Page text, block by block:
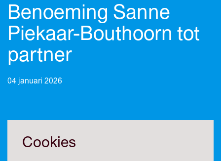
Benoeming Sanne
Piekaar-Bouthoorn tot
partner
04 januari 2026
Bouthoorn is benoemd tot partner bij DVDW. Sanne heeft
zich gespecialiseerd in het arbeidsrecht, met bijzondere
Cookies